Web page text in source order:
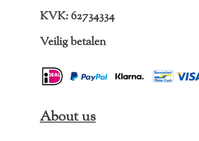
KVK: 62734334
Veilig betalen
About us